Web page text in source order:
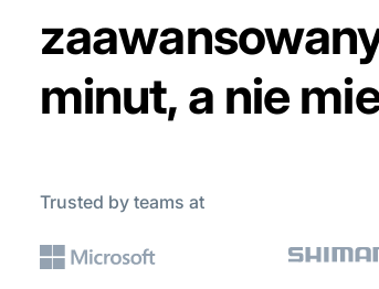
minut, a nie
Trusted by teams at